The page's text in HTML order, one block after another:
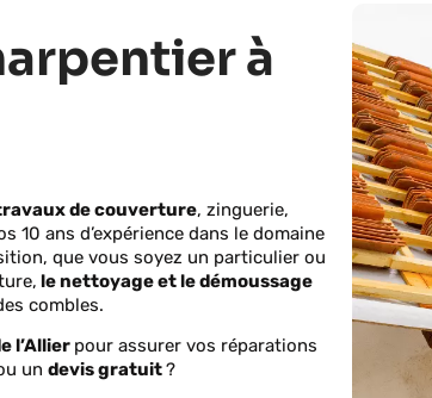
à
de couverture, zinguerie,
10 ans d’expérience dans le domaine
que vous soyez un particulier ou
le nettoyage et le démoussage
combles.
l’Allier pour assurer vos réparations
un devis gratuit?